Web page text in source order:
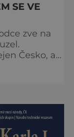
SE VE
zve na
Česko, ale
pochyb,
tedy